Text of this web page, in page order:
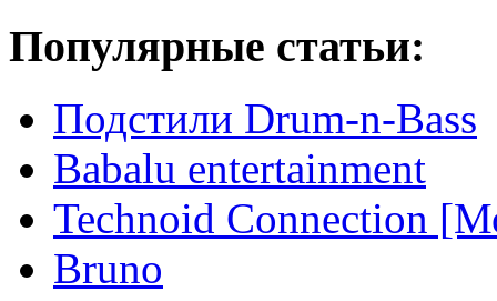
Популярные статьи:
Подстили Drum-n-Bass
Babalu entertainment
Technoid Connection
Bruno